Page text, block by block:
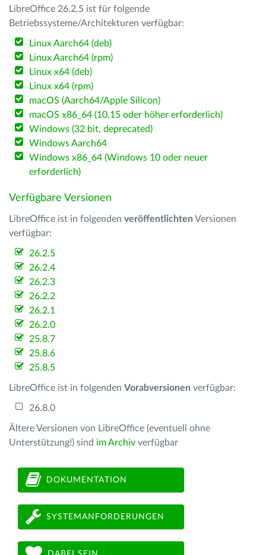
LibreOffice 26.2.5 ist für folgende
Betriebssysteme/Architekturen verfügbar:
Linux Aarch64 (deb)
Linux Aarch64 (rpm)
Linux x64 (deb)
Linux x64 (rpm)
macOS (Aarch64/Apple Silicon)
macOS x86_64 (10.15 oder höher erforderlich)
Windows (32 bit, deprecated)
Windows Aarch64
Windows x86_64 (Windows 10 oder neuer
erforderlich)
Verfügbare Versionen
LibreOffice ist in folgenden veröffentlichten Versionen
verfügbar:
26.2.5
26.2.4
26.2.3
26.2.2
26.2.1
26.2.0
25.8.7
25.8.6
25.8.5
LibreOffice ist in folgenden Vorabversionen verfügbar:
26.8.0
Ältere Versionen von LibreOffice (eventuell ohne
Unterstützung!) sind im Archiv verfügbar
DOKUMENTATION
SYSTEMANFORDERUNGEN